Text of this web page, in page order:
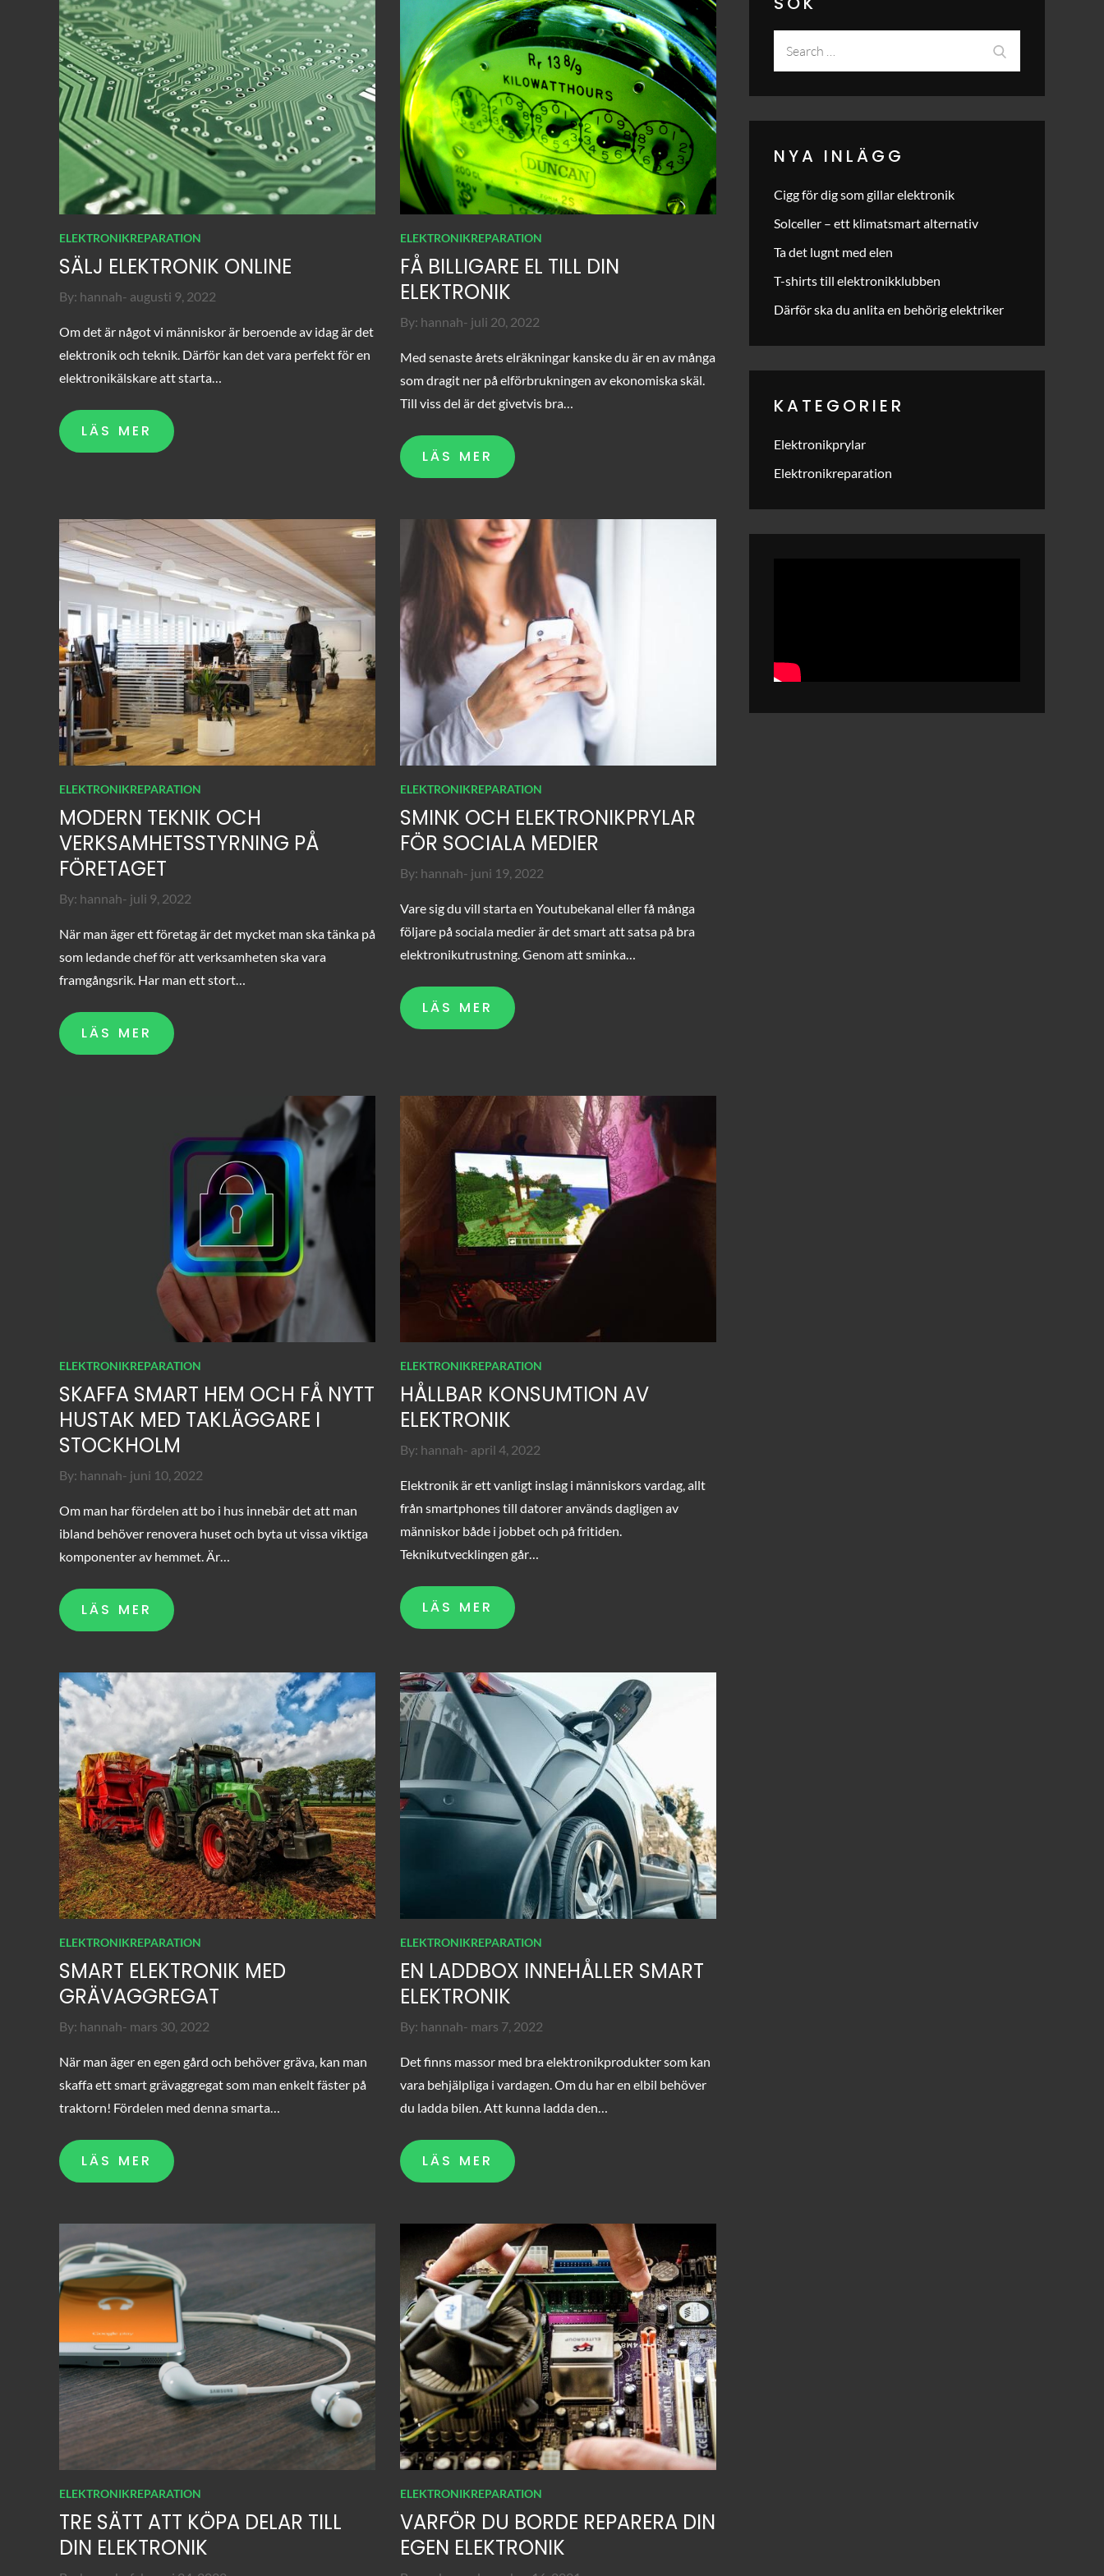
ELEKTRONIKREPARATION
SÄLJ ELEKTRONIK ONLINE
By: hannah Posted
augusti 9, 2022
Om det är något vi människor är beroende av idag är det
elektronik och teknik. Därför kan det vara perfekt för en
elektronikälskare att starta…
LÄS MER
ELEKTRONIKREPARATION
FÅ BILLIGARE EL TILL DIN
ELEKTRONIK
By: hannah Posted
juli 20, 2022
Med senaste årets elräkningar kanske du är en av många
som dragit ner på elförbrukningen av ekonomiska skäl.
Till viss del är det givetvis bra…
LÄS MER
ELEKTRONIKREPARATION
MODERN TEKNIK OCH
VERKSAMHETSSTYRNING PÅ
FÖRETAGET
By: hannah Posted
juli 9, 2022
När man äger ett företag är det mycket man ska tänka på
som ledande chef för att verksamheten ska vara
framgångsrik. Har man ett stort…
LÄS MER
ELEKTRONIKREPARATION
SMINK OCH ELEKTRONIKPRYLAR
FÖR SOCIALA MEDIER
By: hannah Posted
juni 19, 2022
Vare sig du vill starta en Youtubekanal eller få många
följare på sociala medier är det smart att satsa på bra
elektronikutrustning. Genom att sminka…
LÄS MER
ELEKTRONIKREPARATION
SKAFFA SMART HEM OCH FÅ NYTT
HUSTAK MED TAKLÄGGARE I
STOCKHOLM
By: hannah Posted
juni 10, 2022
Om man har fördelen att bo i hus innebär det att man
ibland behöver renovera huset och byta ut vissa viktiga
komponenter av hemmet. Är…
LÄS MER
ELEKTRONIKREPARATION
HÅLLBAR KONSUMTION AV
ELEKTRONIK
By: hannah Posted
april 4, 2022
Elektronik är ett vanligt inslag i människors vardag, allt
från smartphones till datorer används dagligen av
människor både i jobbet och på fritiden.
Teknikutvecklingen går…
LÄS MER
ELEKTRONIKREPARATION
SMART ELEKTRONIK MED
GRÄVAGGREGAT
By: hannah Posted
mars 30, 2022
När man äger en egen gård och behöver gräva, kan man
skaffa ett smart grävaggregat som man enkelt fäster på
traktorn! Fördelen med denna smarta…
LÄS MER
ELEKTRONIKREPARATION
EN LADDBOX INNEHÅLLER SMART
ELEKTRONIK
By: hannah Posted
mars 7, 2022
Det finns massor med bra elektronikprodukter som kan
vara behjälpliga i vardagen. Om du har en elbil behöver
du ladda bilen. Att kunna ladda den…
LÄS MER
ELEKTRONIKREPARATION
TRE SÄTT ATT KÖPA DELAR TILL
DIN ELEKTRONIK
ELEKTRONIKREPARATION
VARFÖR DU BORDE REPARERA DIN
EGEN ELEKTRONIK
NYA INLÄGG
Cigg för dig som gillar elektronik
Solceller – ett klimatsmart alternativ
Ta det lugnt med elen
T-shirts till elektronikklubben
Därför ska du anlita en behörig elektriker
KATEGORIER
Elektronikprylar
Elektronikreparation